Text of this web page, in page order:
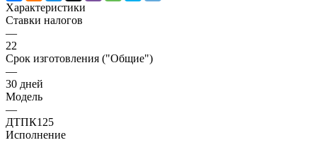
Характеристики
Ставки налогов
—
22
Срок изготовления ("Общие")
—
30 дней
Модель
—
ДТПК125
Исполнение